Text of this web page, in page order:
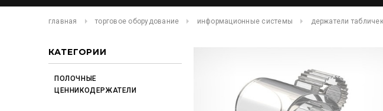
главная торговое оборудование информационные системы держатели
КАТЕГОРИИ
ПОЛОЧНЫЕ
ЦЕННИКОДЕРЖАТЕЛИ